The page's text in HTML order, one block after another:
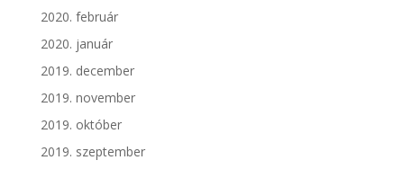
2020. február
2020. január
2019. december
2019. november
2019. október
2019. szeptember